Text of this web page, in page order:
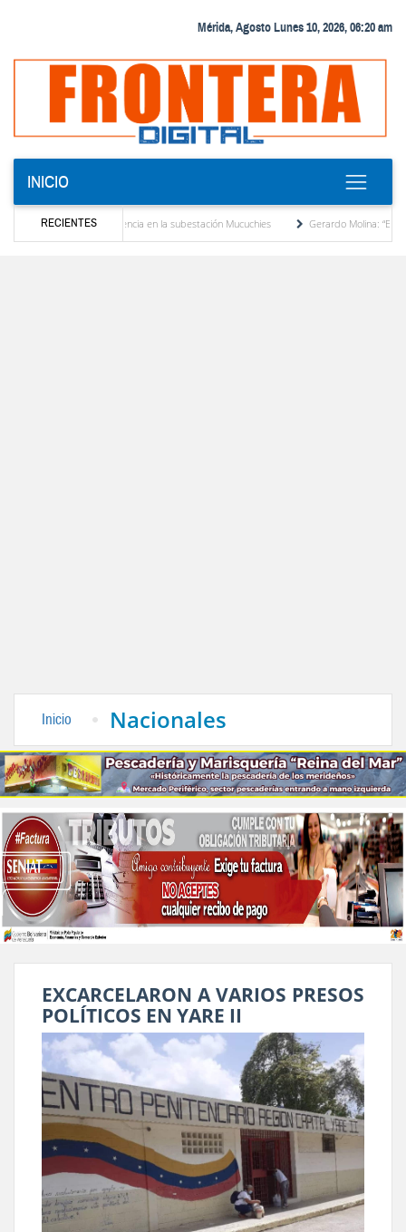
Mérida, Agosto Lunes 10, 2026, 06:20 am
INICIO
RECIENTES
de potencia en la subestación Mucuchies
Gerardo Molina: “El legado
Inicio Nacionales
EXCARCELARON A VARIOS PRESOS
POLÍTICOS EN YARE II